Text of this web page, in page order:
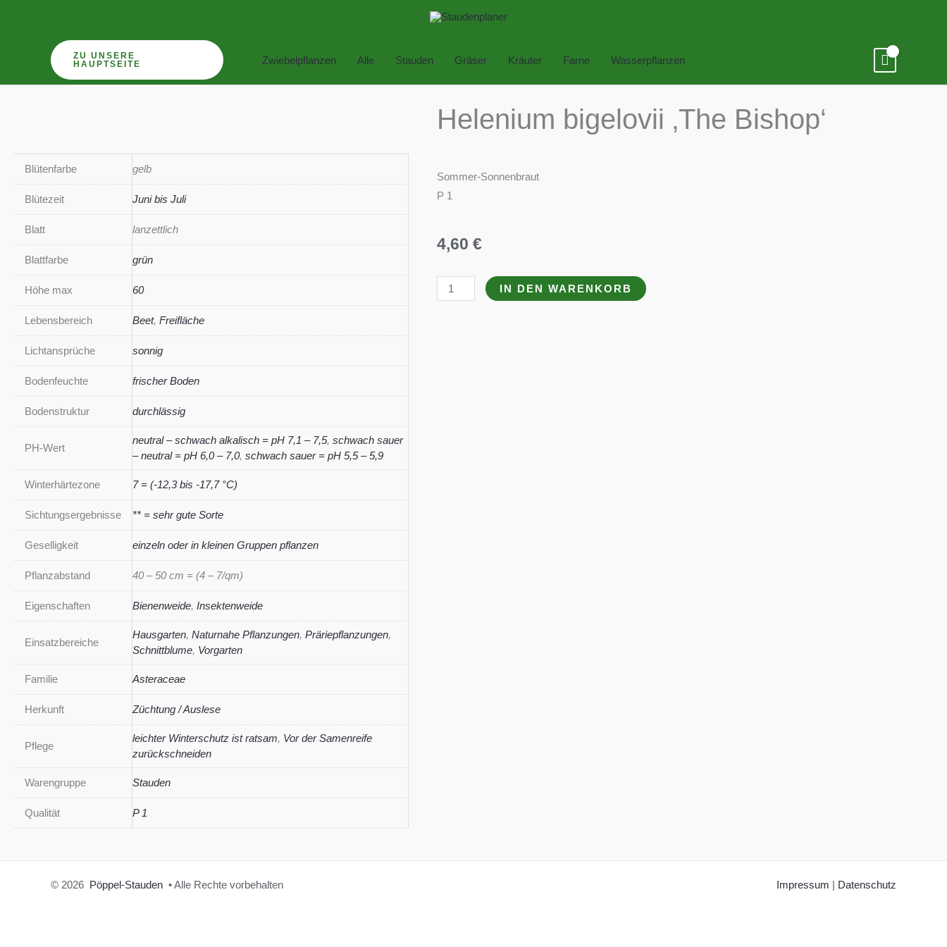
ZU UNSERE
HAUPTSEITE
Zwiebelpflanzen Alle Stauden Gräser Kräuter Farne Wasserpflanzen
Blütenfarbe gelb
Blütezeit Juni bis Juli
Blatt lanzettlich
Blattfarbe grün
Höhe max 60
Lebensbereich Beet, Freifläche
Lichtansprüche sonnig
Bodenfeuchte frischer Boden
Bodenstruktur durchlässig
PH-Wert
neutral – schwach alkalisch = pH 7,1 – 7,5, schwach sauer
– neutral = pH 6,0 – 7,0, schwach sauer = pH 5,5 – 5,9
Winterhärtezone 7 = (-12,3 bis -17,7 °C)
Sichtungsergebnisse ** = sehr gute Sorte
Geselligkeit einzeln oder in kleinen Gruppen pflanzen
Pflanzabstand 40 – 50 cm = (4 – 7/qm)
Eigenschaften Bienenweide, Insektenweide
Einsatzbereiche
Hausgarten, Naturnahe Pflanzungen, Präriepflanzungen,
Schnittblume, Vorgarten
Familie Asteraceae
Herkunft Züchtung / Auslese
Pflege
leichter Winterschutz ist ratsam, Vor der Samenreife
zurückschneiden
Warengruppe Stauden
Qualität P 1
Helenium bigelovii ‚The Bishop‘
Sommer-Sonnenbraut
P 1
4,60 €
Helenium
bigelovii
IN DEN WARENKORB
© 2026 Pöppel-Stauden • Alle Rechte vorbehalten Impressum | Datenschutz